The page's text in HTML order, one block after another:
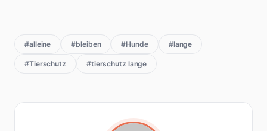
#alleine #bleiben #Hunde #lange
#Tierschutz #tierschutz lange